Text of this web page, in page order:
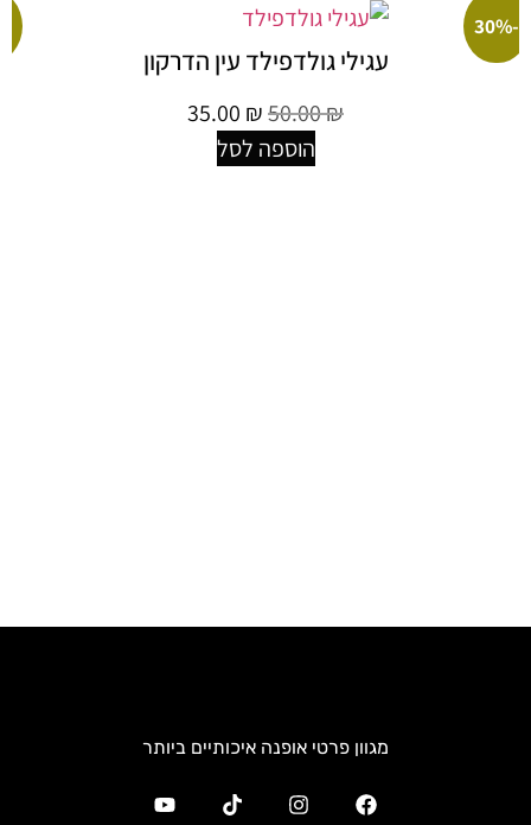
עגילי גולדפילד עין הדרקון
50.00
35.00₪
הוספה לסל
מגוון פרטי אופנה איכותיים ביותר